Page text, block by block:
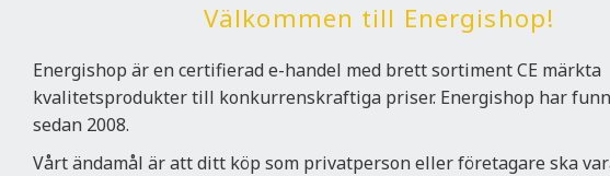
Välkommen till Energishop!
Energishop är en certifierad e-handel med brett sortiment CE märkta
kvalitetsprodukter till konkurrenskraftiga priser. Energishop har
sedan 2008.
Vårt ändamål är att ditt köp som privatperson eller företagare ska